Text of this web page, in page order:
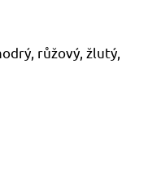
růžový, žlutý,